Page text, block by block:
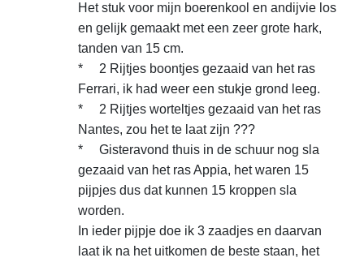
Het stuk voor mijn boerenkool en andijvie los
en gelijk gemaakt met een zeer grote hark,
tanden van 15 cm.
* 2 Rijtjes boontjes gezaaid van het ras
Ferrari, ik had weer een stukje grond leeg.
* 2 Rijtjes worteltjes gezaaid van het ras
Nantes, zou het te laat zijn ???
* Gisteravond thuis in de schuur nog sla
gezaaid van het ras Appia, het waren 15
pijpjes dus dat kunnen 15 kroppen sla
worden.
In ieder pijpje doe ik 3 zaadjes en daarvan
laat ik na het uitkomen de beste staan, het